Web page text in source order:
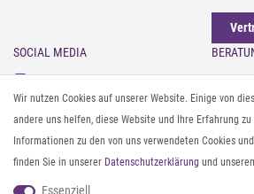
SOCIAL MEDIA
Instagram
Facebook
Pinterest
Twitter
Youtube
Threads
Gürtel
Textil-
Wir nutzen Cookies auf unserer Website. Einige von
andere uns helfen, diese Website und Ihre Erfahrung
Informationen zu den von uns verwendeten Cookies
finden Sie in unserer Daten­schutz­erklärung und
Essenziell